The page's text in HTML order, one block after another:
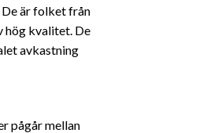
är folket från
hög kvalitet. De
avkastning
pågår mellan